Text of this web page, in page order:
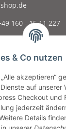
& Co nutzen
akzeptieren“
auf unserer
Checkout und
jederzeit
Details
160 - 15 11 227